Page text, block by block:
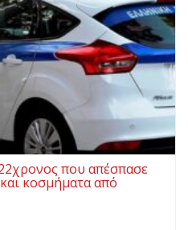
που απέσπασε
κοσμήματα από